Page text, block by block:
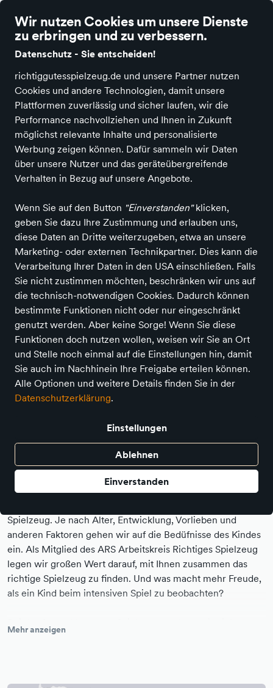
Wir nutzen Cookies um unsere Dienste
zu erbringen und zu verbessern.
Datenschutz - Sie entscheiden!
richtiggutesspielzeug.de und unsere Partner nutzen
Cookies und andere Technologien, damit unsere
Plattformen zuverlässig und sicher laufen, wir die
Performance nachvollziehen und Ihnen in Zukunft
möglichst relevante Inhalte und personalisierte
Werbung zeigen können. Dafür sammeln wir Daten
über unsere Nutzer und das geräteübergreifende
Verhalten in Bezug auf unsere Angebote.
Wenn Sie auf den Button "Einverstanden"klicken,
geben Sie dazu Ihre Zustimmung und erlauben uns,
diese Daten an Dritte weiterzugeben, etwa an unsere
Marketing- oder externen Technikpartner. Dies kann die
Verarbeitung Ihrer Daten in den USA einschließen. Falls
Sie nicht zustimmen möchten, beschränken wir uns auf
die technisch-notwendigen Cookies. Dadurch können
bestimmte Funktionen nicht oder nur eingeschränkt
genutzt werden. Aber keine Sorge! Wenn Sie diese
Funktionen doch nutzen wollen, weisen wir Sie an Ort
und Stelle noch einmal auf die Einstellungen hin, damit
Sie auch im Nachhinein Ihre Freigabe erteilen können.
Alle Optionen und weitere Details finden Sie in der
Datenschutzerklärung.
Einstellungen
Ablehnen
Einverstanden
Alle Kategorien Neuheiten Angebote Spielen & Basteln
Drachenstube - Ebersberg
in Ebersberg
Entdecken
"Spielen ist eine Tätigkeit, die man garnicht
ernst genug nehmen kann." (Jacques-Yves
Spielzeug. Je nach Alter, Entwicklung, Vorlieben und
anderen Faktoren gehen wir auf die Bedüfnisse des Kindes
ein. Als Mitglied des ARS Arbeitskreis Richtiges Spielzeug
legen wir großen Wert darauf, mit Ihnen zusammen das
richtige Spielzeug zu finden. Und was macht mehr Freude,
als ein Kind beim intensiven Spiel zu beobachten?
auf Qualität und Materialien, sondern auch auf eine
Dieselben Kriterien setzen wir auch bei der
Mehr anzeigen